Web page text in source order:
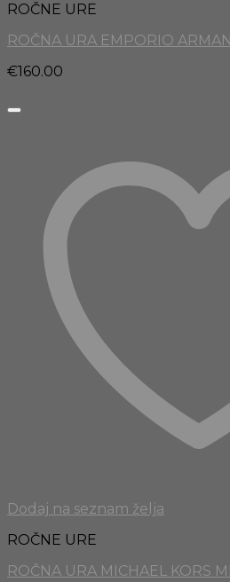
ROČNE URE
ROČNA URA EMPORIO
€160.00
Dodaj na seznam želja
ROČNE URE
ROČNA URA MICHAEL KORS